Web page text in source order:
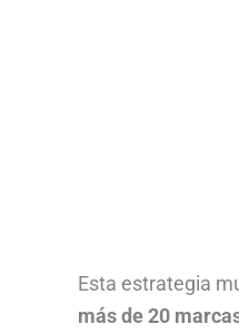
Esta estrategia
más de 20